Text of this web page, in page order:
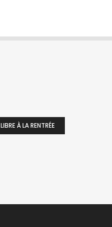
LIBRE À LA RENTRÉE